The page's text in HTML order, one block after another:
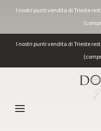
I nostri punti vendita di Trieste
I nostri punti vendita di Trieste